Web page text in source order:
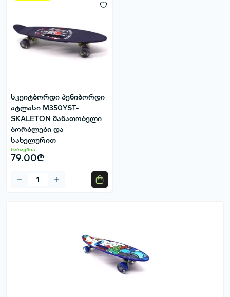
სკეიტბორდი პენიბორდი
ატლასი M350YST-
SKALETON მანათობელი
ბორბლები და
სახელურით
მარაგშია
79.00₾